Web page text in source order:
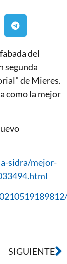
del
segunda
de Mieres.
como la mejor
sidra/mejor-
SIGUIENTE